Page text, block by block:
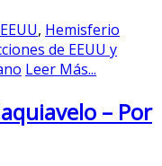
EEUU, Hemisferio
de EEUU y
Leer Más...
– Por